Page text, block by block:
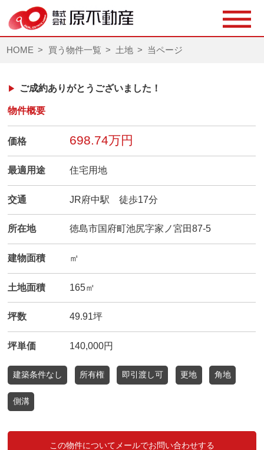
HOME 買う物件一覧 土地 当ページ
ご成約ありがとうございました！
物件概要
価格 698.74万円
最適用途 住宅用地
交通 JR府中駅 徒歩17分
所在地 徳島市国府町池尻字家ノ宮田87-5
建物面積 ㎡
土地面積 165㎡
坪数 49.91坪
坪単価 140,000円
建築条件なし 所有権 即引渡し可 更地 角地
側溝
この物件についてメールでお問い合わせする